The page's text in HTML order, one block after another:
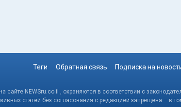
Теги Обратная связь Подписка на
сайте NEWSru.co.il , охраняются в соответствии с
статей без согласования с редакцией запрещена – в